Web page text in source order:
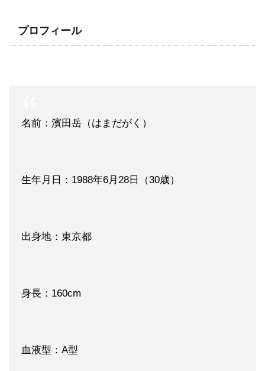
プロフィール
名前：濱田岳（はまだがく）
生年月日：1988年6月28日（30歳）
出身地：東京都
身長：160cm
血液型：A型